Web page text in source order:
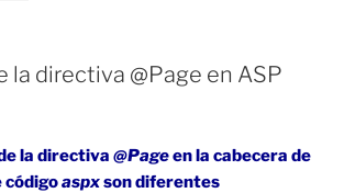
IIS
10»
la directiva @Page en ASP
la directiva @Pageen la cabecera de
códigoaspxson diferentes